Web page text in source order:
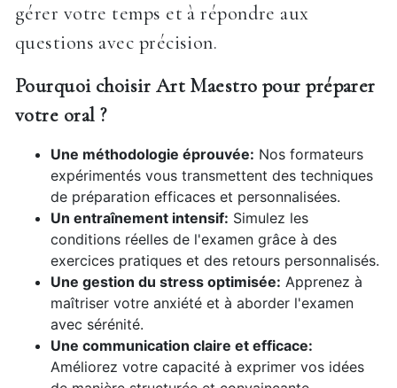
gérer votre temps et à répondre aux
questions avec précision.
Pourquoi choisir Art Maestro pour préparer
votre oral ?
Une méthodologie éprouvée: Nos formateurs
expérimentés vous transmettent des techniques
de préparation efficaces et personnalisées.
Un entraînement intensif: Simulez les
conditions réelles de l'examen grâce à des
exercices pratiques et des retours personnalisés.
Une gestion du stress optimisée: Apprenez à
maîtriser votre anxiété et à aborder l'examen
avec sérénité.
Une communication claire et efficace:
Améliorez votre capacité à exprimer vos idées